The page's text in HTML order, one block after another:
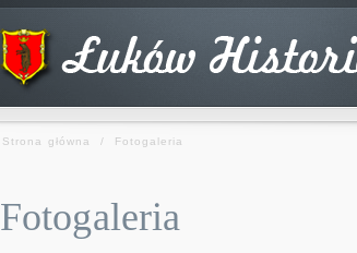
Strona główna / Fotogaleria
Fotogaleria